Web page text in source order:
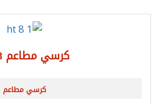
كرسي مطاعم HT-8
كرسي مطاعم